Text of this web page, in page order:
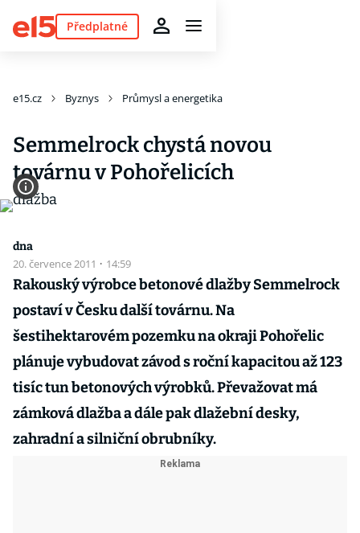
Předplatné
e15.cz Byznys Průmysl a energetika
Semmelrock chystá novou
továrnu v Pohořelicích
dna
20. července 2011 · 14:59
Rakouský výrobce betonové dlažby Semmelrock
postaví v Česku další továrnu. Na
šestihektarovém pozemku na okraji Pohořelic
plánuje vybudovat závod s roční kapacitou až 123
tisíc tun betonových výrobků. Převažovat má
zámková dlažba a dále pak dlažební desky,
zahradní a silniční obrubníky.